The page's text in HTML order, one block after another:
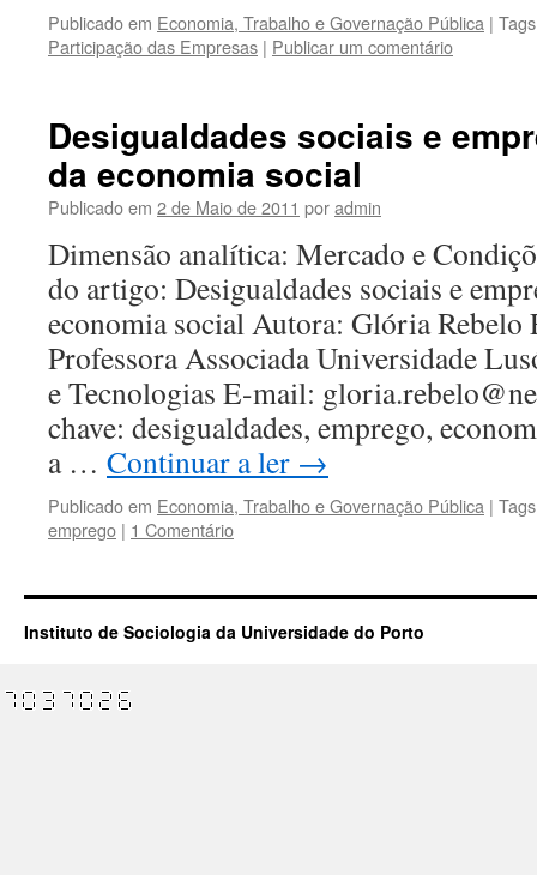
Publicado em Economia, Trabalho e Governação Pública | Tags
Participação das Empresas | Publicar um comentário
Desigualdades sociais e
da economia social
Publicado em 2 de Maio de 2011 poradmin
Dimensão analítica: Mercado e
do artigo: Desigualdades sociais e
economia social Autora: Glória
Professora Associada Universidade
e Tecnologias E-mail:
chave: desigualdades, emprego,
a … Continuar a ler →
Publicado em Economia, Trabalho e Governação Pública | Tags
emprego | 1 Comentário
Instituto de Sociologia da Universidade do Porto